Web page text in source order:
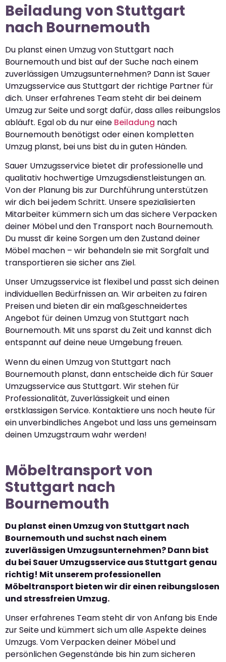
Beiladung von Stuttgart
nach Bournemouth
Du planst einen Umzug von Stuttgart nach
Bournemouth und bist auf der Suche nach einem
zuverlässigen Umzugsunternehmen? Dann ist Sauer
Umzugsservice aus Stuttgart der richtige Partner für
dich. Unser erfahrenes Team steht dir bei deinem
Umzug zur Seite und sorgt dafür, dass alles reibungslos
abläuft. Egal ob du nur eine Beiladung nach
Bournemouth benötigst oder einen kompletten
Umzug planst, bei uns bist du in guten Händen.
Sauer Umzugsservice bietet dir professionelle und
qualitativ hochwertige Umzugsdienstleistungen an.
Von der Planung bis zur Durchführung unterstützen
wir dich bei jedem Schritt. Unsere spezialisierten
Mitarbeiter kümmern sich um das sichere Verpacken
deiner Möbel und den Transport nach Bournemouth.
Du musst dir keine Sorgen um den Zustand deiner
Möbel machen – wir behandeln sie mit Sorgfalt und
transportieren sie sicher ans Ziel.
Unser Umzugsservice ist flexibel und passt sich deinen
individuellen Bedürfnissen an. Wir arbeiten zu fairen
Preisen und bieten dir ein maßgeschneidertes
Angebot für deinen Umzug von Stuttgart nach
Bournemouth. Mit uns sparst du Zeit und kannst dich
entspannt auf deine neue Umgebung freuen.
Wenn du einen Umzug von Stuttgart nach
Bournemouth planst, dann entscheide dich für Sauer
Umzugsservice aus Stuttgart. Wir stehen für
Professionalität, Zuverlässigkeit und einen
erstklassigen Service. Kontaktiere uns noch heute für
ein unverbindliches Angebot und lass uns gemeinsam
deinen Umzugstraum wahr werden!
Möbeltransport von
Stuttgart nach
Bournemouth
Du planst einen Umzug von Stuttgart nach
Bournemouth und suchst nach einem
zuverlässigen Umzugsunternehmen? Dann bist
du bei Sauer Umzugsservice aus Stuttgart genau
richtig! Mit unserem professionellen
Möbeltransport bieten wir dir einen reibungslosen
und stressfreien Umzug.
Unser erfahrenes Team steht dir von Anfang bis Ende
zur Seite und kümmert sich um alle Aspekte deines
Umzugs. Vom Verpacken deiner Möbel und
persönlichen Gegenstände bis hin zum sicheren